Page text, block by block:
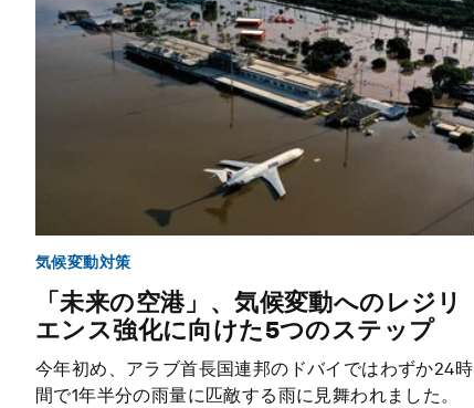
気候変動対策
「未来の空港」、気候変動へのレジリ
エンス強化に向けた5つのステップ
今年初め、アラブ首長国連邦のドバイではわずか24時
間で1年半分の雨量に匹敵する雨に見舞われました。